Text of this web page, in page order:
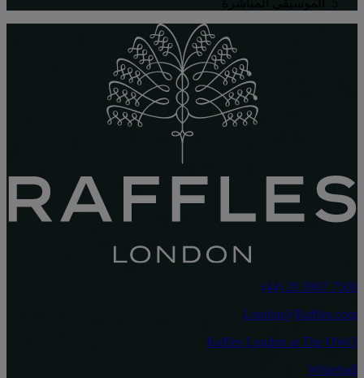
7500 3907 20 (44)
London@Raffles.com
Raffles London at The OWO
Whitehall